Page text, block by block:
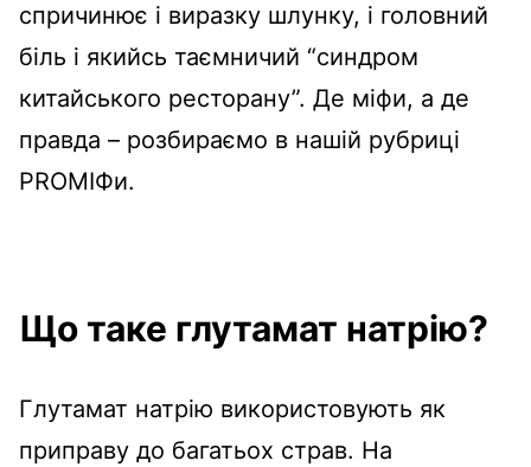
спричинює і виразку шлунку, і головний
біль і якийсь таємничий “синдром
китайського ресторану”. Де міфи, а де
правда – розбираємо в нашій рубриці
PROMIФи.
Що таке глутамат натрію?
Глутамат натрію використовують як
приправу до багатьох страв. На